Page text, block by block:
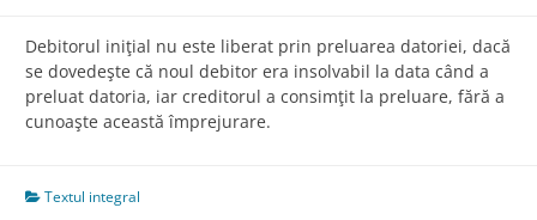
Debitorul iniţial nu este liberat prin preluarea datoriei, dacă
se dovedeşte că noul debitor era insolvabil la data când a
preluat datoria, iar creditorul a consimţit la preluare, fără a
cunoaşte această împrejurare.
Textul integral